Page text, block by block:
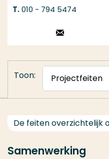
010 - 794 5474
Stuur een
Toon:
De feiten overzichtelijk
Samenwerking